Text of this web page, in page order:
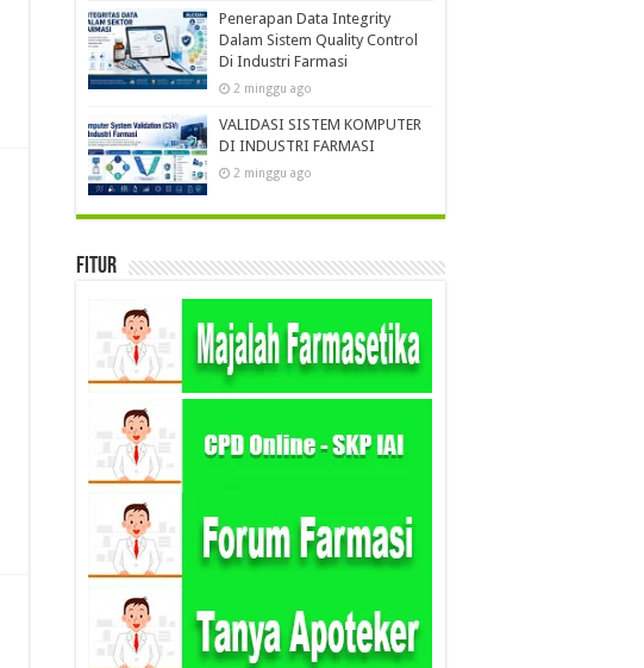
Penerapan Data Integrity
Dalam Sistem Quality Control
Di Industri Farmasi
2 minggu ago
VALIDASI SISTEM KOMPUTER
DI INDUSTRI FARMASI
2 minggu ago
Fitur